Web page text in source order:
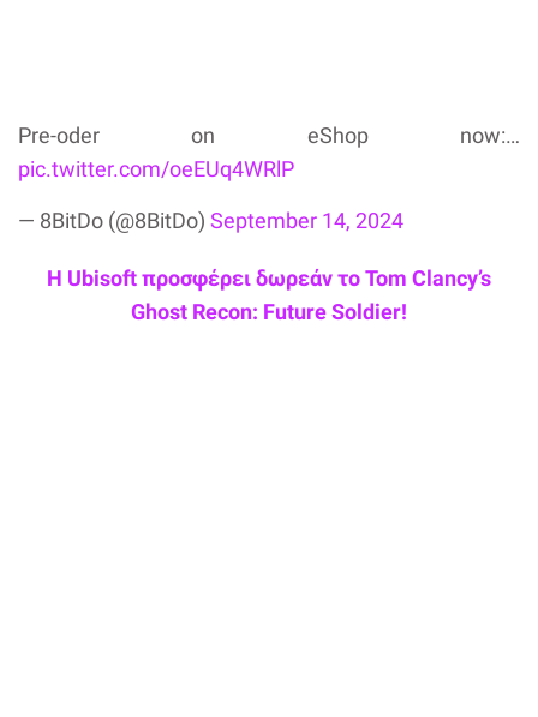
Pre-oder on eShop now:…
pic.twitter.com/oeEUq4WRlP
— 8BitDo (@8BitDo) September 14, 2024
Η Ubisoft προσφέρει δωρεάν το Tom Clancy’s
Ghost Recon: Future Soldier!